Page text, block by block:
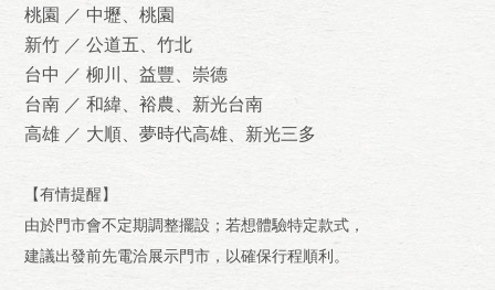
桃園 ／ 中壢、桃園
新竹 ／ 公道五、竹北
台中 ／ 柳川、益豐、崇德
台南 ／ 和緯、裕農、新光台南
高雄 ／ 大順、夢時代高雄、新光三多
【有情提醒】
由於門市會不定期調整擺設；若想體驗特定款式，
建議出發前先電洽展示門市，以確保行程順利。